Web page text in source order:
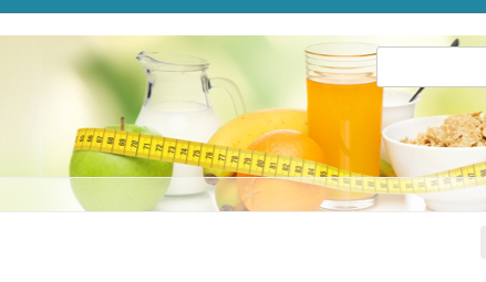
Buscar: